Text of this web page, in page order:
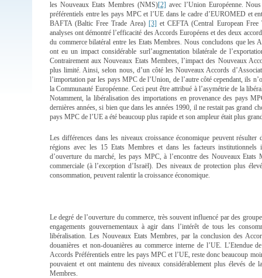
les Nouveaux Etats Membres (NMS)[2] avec l’Union Européenne.
préférentiels entre les pays MPC et l’UE dans le cadre d’EUROMED et
BAFTA (Baltic Free Trade Area) [3] et CEFTA (Central European Free
analyses ont démontré l’efficacité des Accords Européens et des deux
du commerce bilatéral entre les Etats Membres. Nous concludons que
ont eu un impact considérable surl’augmentation bilatérale de
Contrairement aux Nouveaux Etats Membres, l’impact des Nouveaux
plus limité. Ainsi, selon nous, d’un côté les Nouveaux Accords
l’importation par les pays MPC de l’Union, de l’autre côté cependant, ils
la Communauté Européenne. Ceci peut être attribué à l’asymétrie de la
Notamment, la libéralisation des importations en provenance des pays
dernières années, si bien que dans les années 1990, il ne restait pas grand
pays MPC de l’UE a été beaucoup plus rapide et son ampleur était plus
Les différences dans les niveaux croissance économique peuvent
régions avec les 15 Etats Membres et dans les facteurs
d’ouverture du marché, les pays MPC, à l’encontre des Nouveaux
commerciale (à l’exception d’Israël). Des niveaux de protection plus
consommation, peuvent ralentir la croissance économique.
Le degré de l’ouverture du commerce, très souvent influencé par des
engagements gouvernementaux à agir dans l’intérêt de tous les
libéralisation. Les Nouveaux Etats Membres, par la conclusion des
douanières et non-douanières au commerce interne de l’UE. L’Etendue
Accords Préférentiels entre les pays MPC et l’UE, reste donc beaucoup
pouvaient et ont maintenu des niveaux considérablement plus élevés de
Membres.